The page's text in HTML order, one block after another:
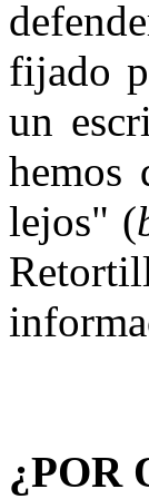
fijado
un
hemos
lejos" (
¿POR